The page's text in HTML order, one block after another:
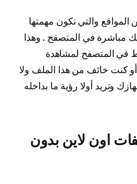
المواقع والتي تكون مهمتها
في المتصفح . وهذا
في المتصفح لمشاهدة
كنت خائف من هذا الملف ولا
وتريد أولا رؤية ما بداخله
اون لاين بدون